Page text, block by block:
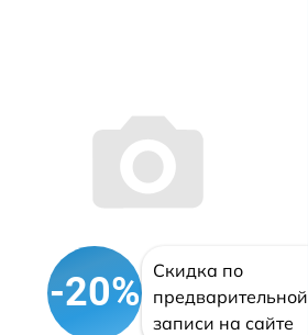
-20%
Скидка по
предварительной
записи на сайте